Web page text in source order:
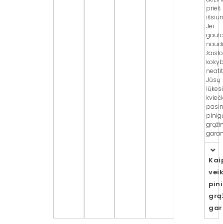
prieš
Jei
žaislo
Jūsų